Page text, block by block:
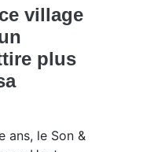
village
plus
ans, le Son &